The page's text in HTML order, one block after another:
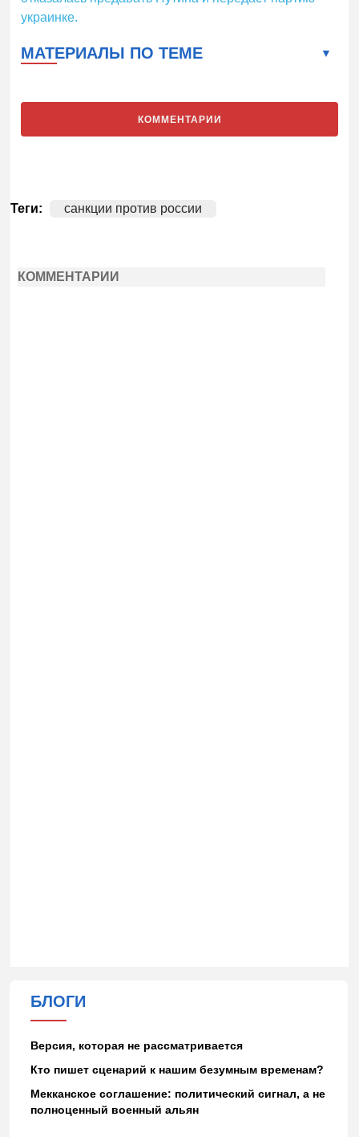
украинке.
МАТЕРИАЛЫ ПО ТЕМЕ
КОММЕНТАРИИ
Теги: санкции против россии
КОММЕНТАРИИ
БЛОГИ
Версия, которая не рассматривается
Кто пишет сценарий к нашим безумным временам?
Мекканское соглашение: политический сигнал, а не
полноценный военный альян